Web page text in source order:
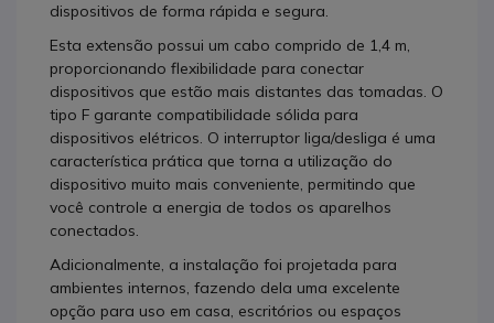
dispositivos de forma rápida e segura.
Esta extensão possui um cabo comprido de 1,4 m,
proporcionando flexibilidade para conectar
dispositivos que estão mais distantes das tomadas. O
tipo F garante compatibilidade sólida para
dispositivos elétricos. O interruptor liga/desliga é uma
característica prática que torna a utilização do
dispositivo muito mais conveniente, permitindo que
você controle a energia de todos os aparelhos
conectados.
Adicionalmente, a instalação foi projetada para
ambientes internos, fazendo dela uma excelente
opção para uso em casa, escritórios ou espaços